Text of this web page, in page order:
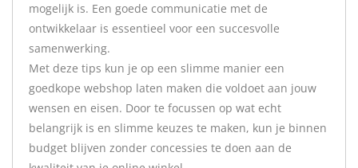
mogelijk is. Een goede communicatie met de
ontwikkelaar is essentieel voor een succesvolle
samenwerking.
Met deze tips kun je op een slimme manier een
goedkope webshop laten maken die voldoet aan jouw
wensen en eisen. Door te focussen op wat echt
belangrijk is en slimme keuzes te maken, kun je binnen
budget blijven zonder concessies te doen aan de